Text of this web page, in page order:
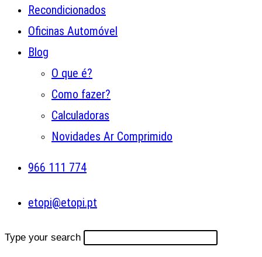
Recondicionados
Oficinas Automóvel
Blog
O que é?
Como fazer?
Calculadoras
Novidades Ar Comprimido
966 111 774
etopi@etopi.pt
Type your search